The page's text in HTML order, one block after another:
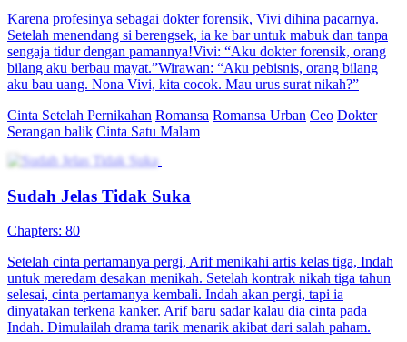
Putri Ayu harus nikah dan punya anak sebelum ulang tahun ke-25
demi warisan keluarga. Setelah dikhianati Adrian, ia nekat nikah
kilat dengan Fajar Pratama, pria misterius yang ternyata kakak masa
kecilnya. Di tengah persaingan dengan adiknya, Lestari, dan intrik
keluarga, Putri Ayu dan Fajar saling mendukung hingga cinta
Cinta Setelah PernikahanRomansa